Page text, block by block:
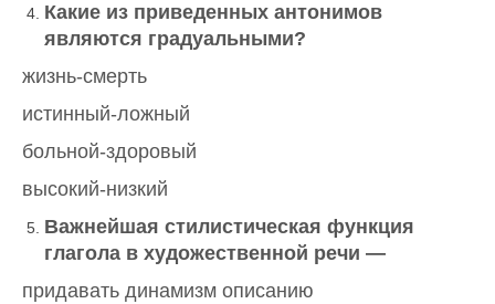
Какие из приведенных антонимов
являются градуальными?
жизнь-смерть
истинный-ложный
больной-здоровый
высокий-низкий
Важнейшая стилистическая функция
глагола в художественной речи —
придавать динамизм описанию